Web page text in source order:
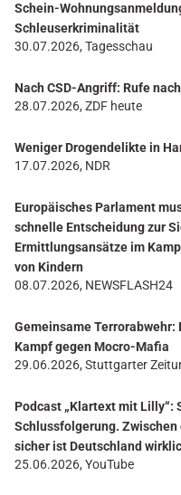
Schein-
Schleuserkriminalität
30.07.2026, Tagesschau
Nach CSD-Angriff: Rufe
28.07.2026, ZDF heute
Weniger Drogendelikte in
17.07.2026, NDR
Europäisches Parlament
schnelle Entscheidung zur
Ermittlungsansätze im
von Kindern
08.07.2026, NEWSFLASH24
Gemeinsame
Kampf gegen Mocro-Mafia
29.06.2026, Stuttgarter
Podcast „Klartext mit Lilly“:
Schlussfolgerung.
sicher ist Deutschland
25.06.2026, YouTube